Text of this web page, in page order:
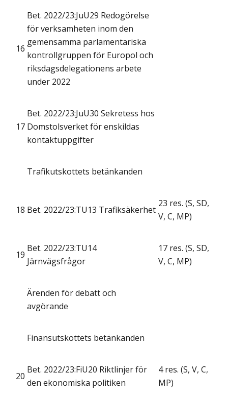
16
Bet. 2022/23:JuU29 Redogörelse
för verksamheten inom den
gemensamma parlamentariska
kontrollgruppen för Europol och
riksdagsdelegationens arbete
under 2022
17
Bet. 2022/23:JuU30 Sekretess hos
Domstolsverket för enskildas
kontaktuppgifter
Trafikutskottets betänkanden
18 Bet. 2022/23:TU13 Trafiksäkerhet
23 res. (S, SD,
V, C, MP)
19
Bet. 2022/23:TU14
Järnvägsfrågor
17 res. (S, SD,
V, C, MP)
Ärenden för debatt och
avgörande
Finansutskottets betänkanden
20
Bet. 2022/23:FiU20 Riktlinjer för
den ekonomiska politiken
4 res. (S, V, C,
MP)